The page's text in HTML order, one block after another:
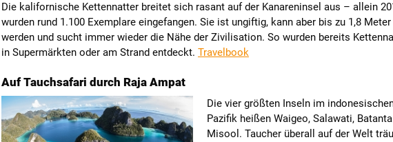
Die kalifornische Kettennatter breitet sich rasant auf der Kanareninsel aus – allein
wurden rund 1.100 Exemplare eingefangen. Sie ist ungiftig, kann aber bis zu 1,8
werden und sucht immer wieder die Nähe der Zivilisation. So wurden bereits
in Supermärkten oder am Strand entdeckt. Travelbook
Auf Tauchsafari durch Raja Ampat
Die vier größten Inseln im
Pazifik heißen Waigeo, Salawati,
Misool. Taucher überall auf der Welt